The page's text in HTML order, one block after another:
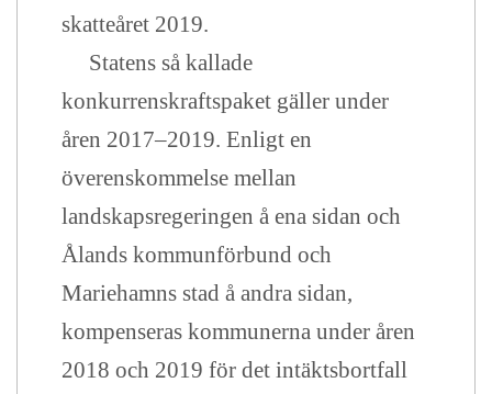
skatteåret 2019.
Statens så kallade
konkurrenskraftspaket gäller under
åren 2017–2019. Enligt en
överenskommelse mellan
landskapsregeringen å ena sidan och
Ålands kommunförbund och
Mariehamns stad å andra sidan,
kompenseras kommunerna under åren
2018 och 2019 för det intäktsbortfall